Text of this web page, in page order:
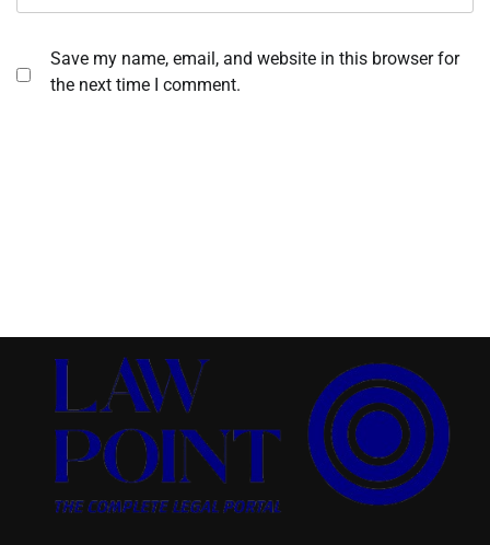
Save my name, email, and website in this browser for
the next time I comment.